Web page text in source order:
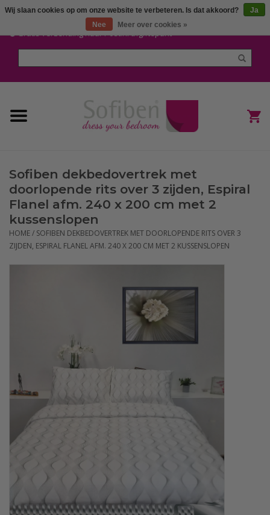
Gratis verzending naar Post.nl afgiftepunt
Mijn account / Registreren
Dekbedovertrekken
(Hoes) Laken en Lakensets
Sofiben Outlet
Sofiben BLOG
Sofiben dekbedovertrek met
doorlopende rits over 3 zijden, Espiral
Flanel afm. 240 x 200 cm met 2
kussenslopen
HOME/ SOFIBEN DEKBEDOVERTREK MET DOORLOPENDE RITS OVER 3
ZIJDEN, ESPIRAL FLANEL AFM. 240 X 200 CM MET 2 KUSSENSLOPEN
Wij slaan cookies op om onze website te verbeteren. Is dat akkoord?
Ja
Nee
Meer over cookies »